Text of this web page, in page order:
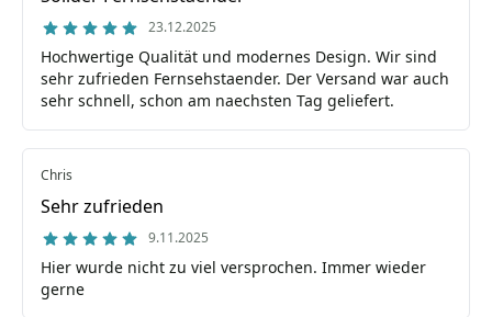
23.12.2025
Hochwertige Qualität und modernes Design. Wir sind
sehr zufrieden Fernsehstaender. Der Versand war auch
sehr schnell, schon am naechsten Tag geliefert.
Chris
Sehr zufrieden
9.11.2025
Hier wurde nicht zu viel versprochen. Immer wieder
gerne